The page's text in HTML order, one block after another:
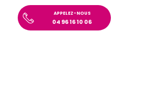
APPELEZ-NOUS
04 96 16 10 06